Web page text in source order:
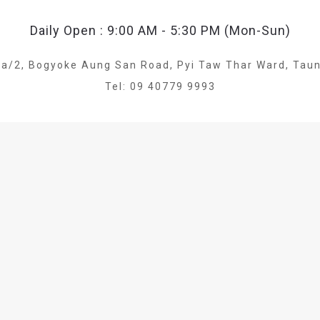
Daily Open : 9:00 AM - 5:30 PM (Mon-Sun)
2, Bogyoke Aung San Road, Pyi Taw Thar Ward,
Tel: 09 40779 9993